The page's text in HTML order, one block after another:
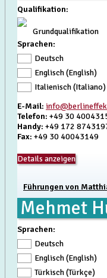
Qualifikation:
Grundqualifikation
Sprachen:
Deutsch
Englisch (English)
Italienisch (Italiano)
E-Mail:
Telefon: +49 30
Handy: +49 172
Fax: +49 30 40043149
Details anzeigen
Führungen von
Mehmet
Sprachen:
Deutsch
Englisch (English)
Türkisch (Türkçe)